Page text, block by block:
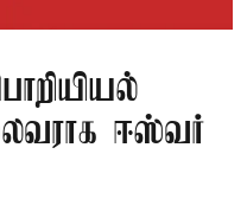
ஈஸ்வர்